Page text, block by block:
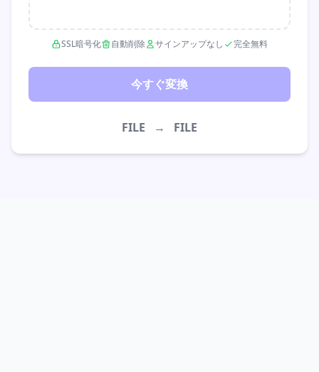
SSL暗号化 自動削除 サインアップなし 完全無料
今すぐ変換
FILE → FILE